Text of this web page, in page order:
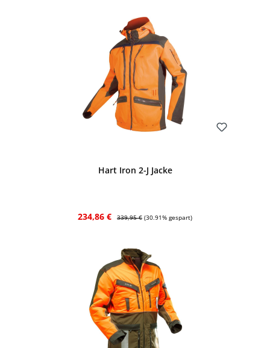
Hart Iron 2-J Jacke
Verkaufspreis:
234,86 € Regulärer Preis:
339,95 € (30.91% gespart)